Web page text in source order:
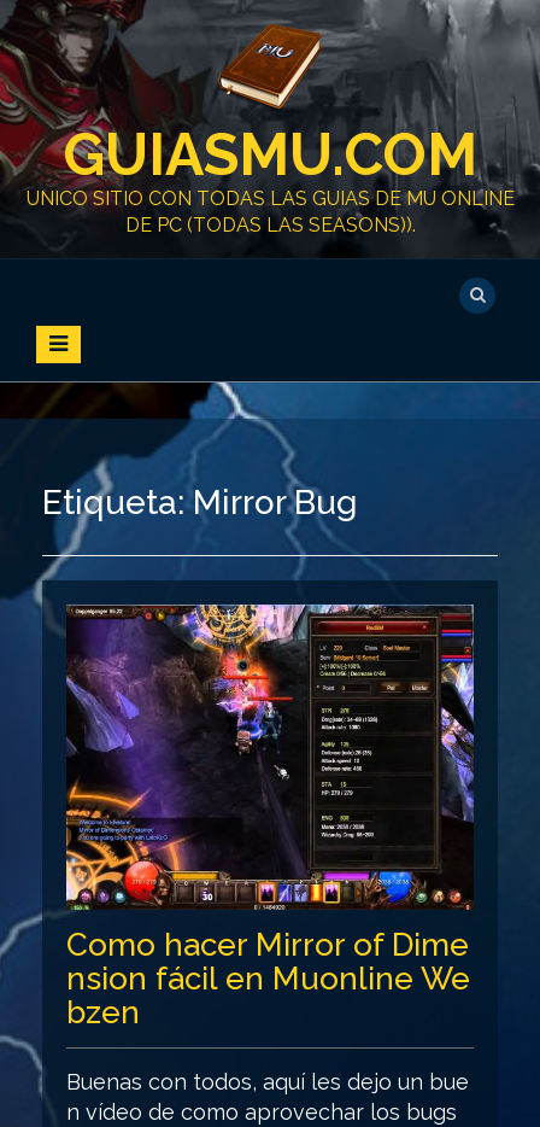
k
i
p
t
c
o
GUIASMU.COM
UNICO SITIO CON TODAS LAS GUIAS DE MU ONLINE
DE PC (TODAS LAS SEASONS)).
Etiqueta:Mirror Bug
Como hacer Mirror of Dime
nsion fácil en Muonline We
bzen
Buenas con todos, aquí les dejo un bue
n vídeo de como aprovechar los bugs